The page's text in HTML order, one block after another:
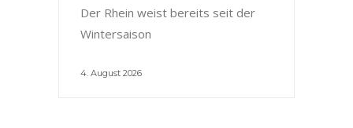
Der Rhein weist bereits seit der
Wintersaison
4. August 2026